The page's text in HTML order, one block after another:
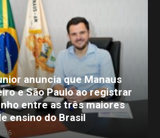
anuncia que Manaus
e São Paulo ao registrar
entre as três maiores
ensino do Brasil